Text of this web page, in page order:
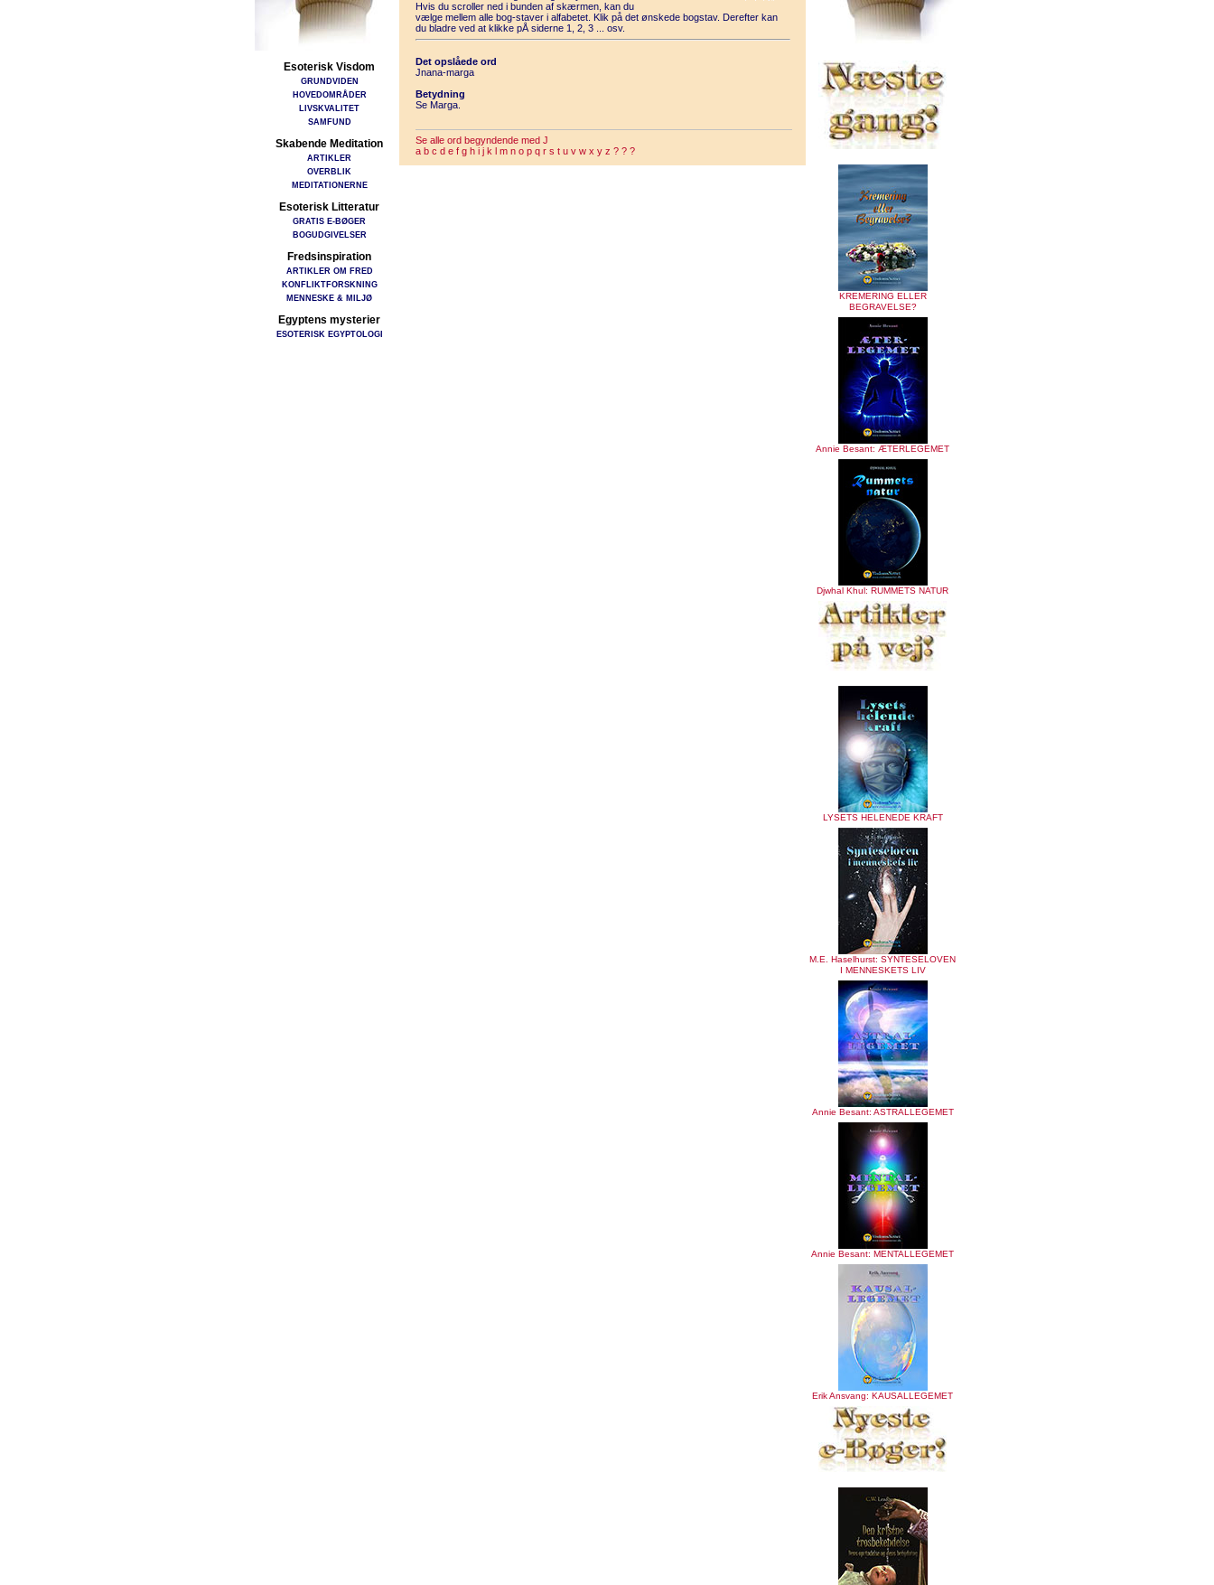
Esoterisk Visdom
GRUNDVIDEN
HOVEDOMRÅDER
LIVSKVALITET
SAMFUND
Skabende Meditation
ARTIKLER
OVERBLIK
MEDITATIONERNE
Esoterisk Litteratur
GRATIS E-BØGER
BOGUDGIVELSER
Fredsinspiration
ARTIKLER OM FRED
KONFLIKTFORSKNING
MENNESKE & MILJØ
Egyptens mysterier
ESOTERISK EGYPTOLOGI
Hvis du scroller ned i bunden af skærmen, kan du
vælge mellem alle bog-staver i alfabetet. Klik på det ønskede bogstav. Derefter kan
du bladre ved at klikke pÅ siderne 1, 2, 3 ... osv.
Det opslåede ord
Jnana-marga
Betydning
Se Marga.
Se alle ord begyndende med J
a b c d e f g h i j k l m n o p q r s t u v w x y z ? ? ?
KREMERING ELLER
BEGRAVELSE?
Annie Besant: ÆTERLEGEMET
Djwhal Khul: RUMMETS NATUR
LYSETS HELENEDE KRAFT
M.E. Haselhurst: SYNTESELOVEN
I MENNESKETS LIV
Annie Besant: ASTRALLEGEMET
Annie Besant: MENTALLEGEMET
Erik Ansvang: KAUSALLEGEMET